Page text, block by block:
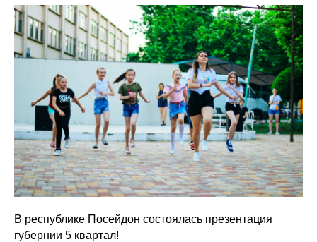
В республике Посейдон состоялась презентация
губернии 5 квартал!